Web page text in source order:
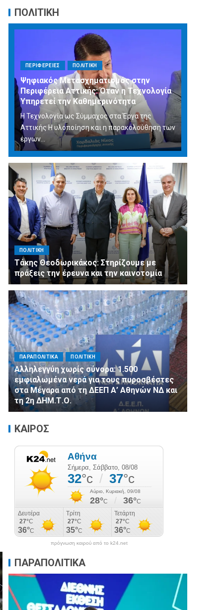
ΠΟΛΙΤΙΚΗ
ΠΕΡΙΦΕΡΕΙΕΣ ΠΟΛΙΤΙΚΗ
Ψηφιακός Μετασχηματισμός στην
Περιφέρεια Αττικής: Όταν η Τεχνολογία
Υπηρετεί την Καθημερινότητα
Η Τεχνολογία ως Σύμμαχος στα Έργα της
Αττικής Η υλοποίηση και η παρακολούθηση των
έργων...
ΠΟΛΙΤΙΚΗ
Τάκης Θεοδωρικάκος: Στηρίζουμε με
πράξεις την έρευνα και την καινοτομία
ΠΑΡΑΠΟΛΙΤΙΚΑ ΠΟΛΙΤΙΚΗ
Αλληλεγγύη χωρίς σύνορα: 1.500
εμφιαλωμένα νερά για τους πυροσβέστες
στα Μέγαρα από τη ΔΕΕΠ Α’ Αθηνών ΝΔ και
τη 2η ΔΗΜ.Τ.Ο.
ΚΑΙΡΟΣ
πρόγνωση καιρού από το k24.net
ΠΑΡΑΠΟΛΙΤΙΚΑ